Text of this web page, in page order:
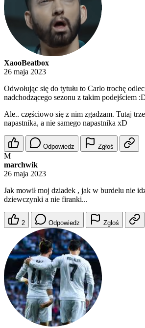
XaooBeatbox
26 maja 2023
Odwołując się do tytułu to Carlo trochę
nadchodzącego sezonu z takim podejściem
Ale.. częściowo się z nim zgadzam. Tutaj
napastnika, a nie samego napastnika xD
Odpowiedz Zgłoś
M
marchwik
26 maja 2023
Jak mowił moj dziadek , jak w burdelu nie
dziewczynki a nie firanki...
2 Odpowiedz Zgłoś